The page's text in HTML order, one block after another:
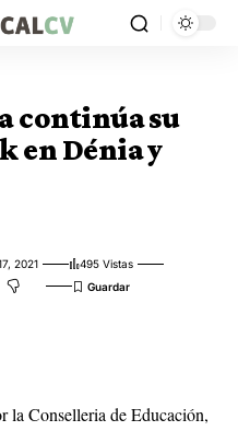
continúa su
en Dénia y
2021
495 Vistas
la Conselleria de Educación,